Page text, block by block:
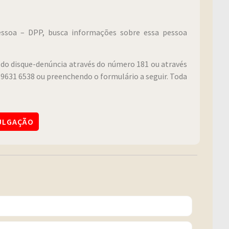
– DPP, busca informações sobre essa pessoa
disque-denúncia através do número 181 ou através
6538 ou preenchendo o formulário a seguir. Toda